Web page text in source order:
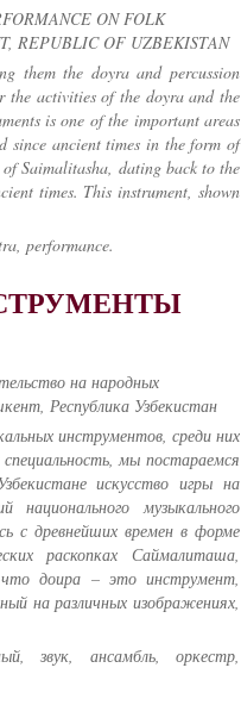
ON FOLK
REPUBLIC OF UZBEKISTAN
them the doyra and percussion
the activities of the doyra and the
is one of the important areas
since ancient times in the form of
Saimalitasha, dating back to the
times. This instrument, shown
performance.
на народных
Республика Узбекистан
инструментов, среди них
мы постараемся
искусство игры на
музыкального
с древнейших времен в форме
раскопках Саймалиташа,
доира – это инструмент,
на различных изображениях,
звук, ансамбль, оркестр,